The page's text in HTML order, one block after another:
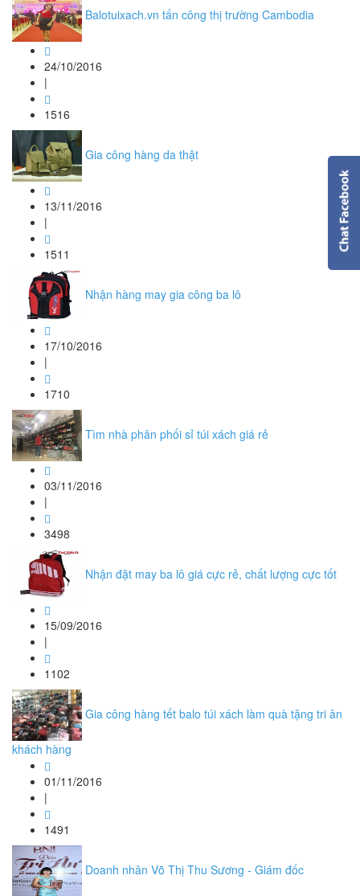
Balotuixach.vn tấn công thị trường Cambodia
24/10/2016
|
1516
Gia công hàng da thật
13/11/2016
|
1511
Nhận hàng may gia công ba lô
17/10/2016
|
1710
Tìm nhà phân phối sỉ túi xách giá rẻ
03/11/2016
|
3498
Nhận đặt may ba lô giá cực rẻ, chất lượng cực tốt
15/09/2016
|
1102
Gia công hàng tết balo túi xách làm quà tặng tri ân
khách hàng
01/11/2016
|
1491
Doanh nhân Võ Thị Thu Sương - Giám đốc